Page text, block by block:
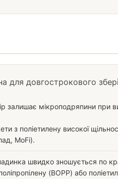
для довгострокового
залишає мікроподряпини при
з поліетилену високої
MoFi).
швидко зношується по
(BOPP) або